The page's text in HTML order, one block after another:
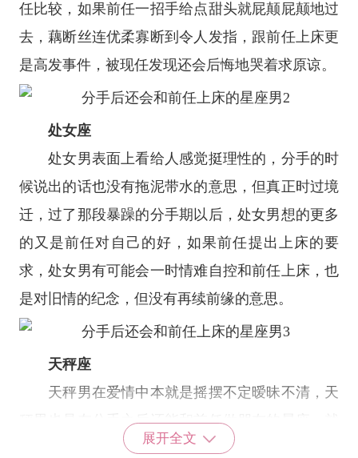
任比较，如果前任一招手给点甜头就屁颠屁颠地过
去，藕断丝连优柔寡断到令人发指，跟前任上床更
是高发事件，被现任发现还会后悔地哭着求原谅。
处女座
处女男表面上看给人感觉挺理性的，分手的时
候说出的话也没有拖泥带水的意思，但真正时过境
迁，过了那段暴躁的分手期以后，处女男想的更多
的又是前任对自己的好，如果前任提出上床的要
求，处女男有可能会一时情难自控和前任上床，也
是对旧情的纪念，但没有再续前缘的意思。
天秤座
天秤男在爱情中本就是摇摆不定暧昧不清，天
秤男也是在分手之后还能和前任做朋友的星座，就
算后来有了对象也依然跟前任不清不楚，没有断得
展开全文